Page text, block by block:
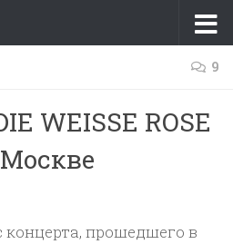
9
WEISSE ROSE
прошедшего в